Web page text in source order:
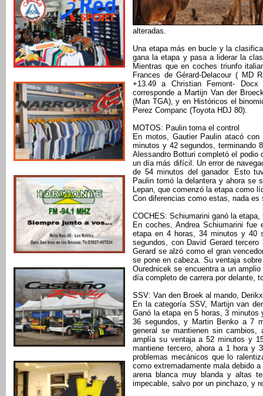
alteradas.
Una etapa más en bucle y la
gana la etapa y pasa a liderar la
Mientras que en coches triunfo
Frances de Gérard-Delacour ( MD
+13.49 a Christian Femont-
corresponde a Martijn Van der
(Man TGA), y en Históricos el
Perez Companc (Toyota HDJ 80).
MOTOS: Paulin toma el control
En motos, Gautier Paulin atacó
minutos y 42 segundos, terminando
Alessandro Botturi completó el podio
un día más difícil. Un error de
de 54 minutos del ganador. Esto
Paulin tomó la delantera y ahora se
Lepan, que comenzó la etapa como
Con diferencias como estas, nada
COCHES: Schiumarini ganó la etapa,
En coches, Andrea Schiumarini
etapa en 4 horas, 34 minutos y 40
segundos, con David Gerard
Gerard se alzó como el gran
se pone en cabeza. Su ventaja
Ourednicek se encuentra a un
día completo de carrera por delante,
SSV: Van den Broek al mando,
En la categoría SSV, Martijn van
Ganó la etapa en 5 horas, 3
36 segundos, y Martin Benko a 7
general se mantienen sin cambios,
amplía su ventaja a 52 minutos y
mantiene tercero, ahora a 1 hora y
problemas mecánicos que lo
como extremadamente mala debido
arena blanca muy blanda y altas
impecable, salvo por un pinchazo, y